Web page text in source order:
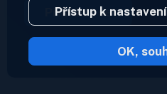
Přihlásit se
2023 ©
Přístup k
OK,